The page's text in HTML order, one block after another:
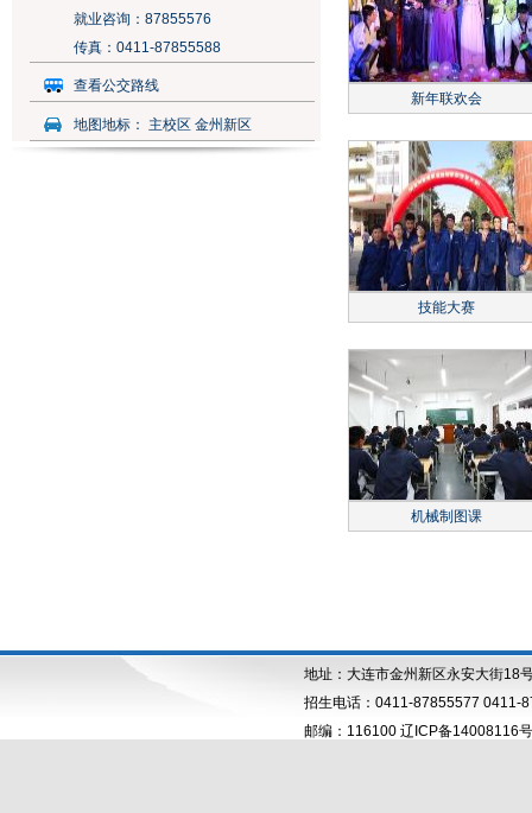
就业咨询： 87855576
传真： 0411-87855588
查看公交路线
地图地标： 主校区 金州新区
新年联欢会
技能大赛
机械制图课
地址：大连市金州新区永安大街18
招生电话：0411-87855577 0411-
邮编：116100 辽ICP备14008116